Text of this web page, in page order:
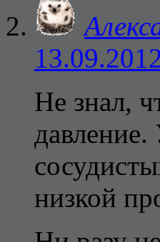
Не знал,
давление.
низкой